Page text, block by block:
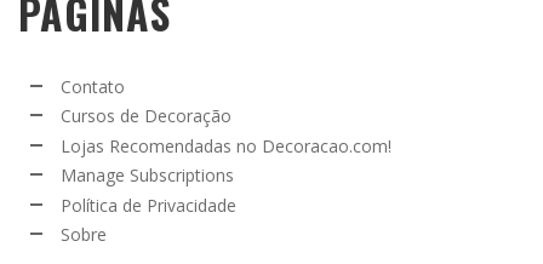
PÁGINAS
Contato
Cursos de Decoração
Lojas Recomendadas no Decoracao.com!
Manage Subscriptions
Política de Privacidade
Sobre